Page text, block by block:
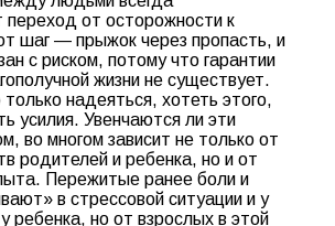
переход от осторожности к
шаг — прыжок через пропасть, и
с риском, потому что гарантии
жизни не существует.
надеяться, хотеть этого,
усилия. Увенчаются ли эти
во многом зависит не только от
родителей и ребенка, но и от
Пережитые ранее боли и
в стрессовой ситуации и у
ребенка, но от взрослых в этой